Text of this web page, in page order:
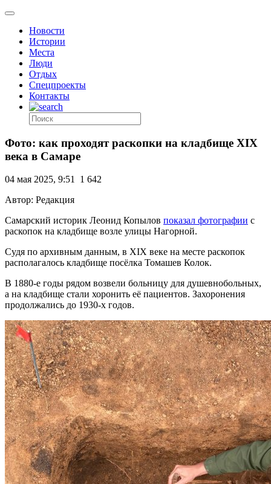
Новости
Истории
Места
Люди
Отдых
Спецпроекты
Контакты
Фото: как проходят раскопки на кладбище XIX
века в Самаре
04 мая 2025, 9:51 1 642
Автор: Редакция
Самарский историк Леонид Копылов показал фотографии с
раскопок на кладбище возле улицы Нагорной.
Судя по архивным данным, в XIX веке на месте раскопок
располагалось кладбище посёлка Томашев Колок.
В 1880-е годы рядом возвели больницу для душевнобольных,
а на кладбище стали хоронить её пациентов. Захоронения
продолжались до 1930-х годов.